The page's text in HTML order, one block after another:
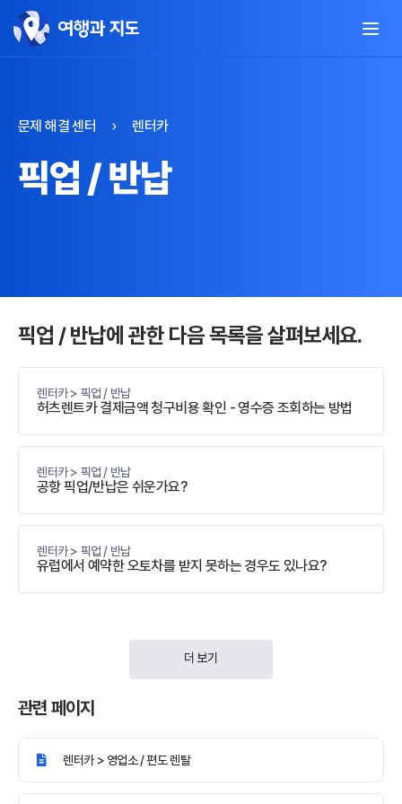
문제 해결 센터 렌터카
픽업 / 반납
픽업 / 반납에 관한 다음 목록을 살펴보세요.
렌터카 > 픽업 / 반납
허츠렌트카 결제금액 청구비용 확인 - 영수증 조회하는 방법
렌터카 > 픽업 / 반납
공항 픽업/반납은 쉬운가요?
렌터카 > 픽업 / 반납
유럽에서 예약한 오토차를 받지 못하는 경우도 있나요?
더 보기
관련 페이지
렌터카 > 영업소 / 편도 렌탈